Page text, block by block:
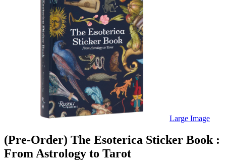
Non Fiction Classic
Penguin Classics
Personal Development
Photography
Picture Books
Plants in Biological Sciences
Poetry
Pop Culture Art
Product Design
Psychology
Reference
Sales & Marketing
Science
Society
Sports & Leisure
Stationary
Large Image
(Pre-Order) The Esoterica Sticker Book :
From Astrology to Tarot